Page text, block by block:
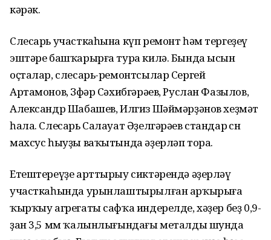
кәрәк.
Слесарь участкаһына күп ремонт һәм тергеҙеү
эштәре башҡарырға тура килә. Бында ысын
оҫталар, слесарь-ремонтсылар Сергей
Артамонов, Зөфәр Сәхибгәрәев, Руслан Фазылов,
Александр Шабашев, Илгиз Шәймәрҙәнов хеҙмәт
һала. Слесарь Салауат Әҙелгәрәев стандар өсөн
махсус һыуҙы ваҡытында әҙерләп тора.
Етештереүҙе арттырыу сиктәрендә әҙерләү
участкаһында урынлаштырылған арҡырыға
ҡырҡыу агрегаты сафҡа индерелде, хәҙер беҙ 0,9-
ҙан 3,5 мм ҡалынлығындағы металды шунда